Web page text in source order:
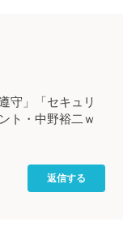
守」「セキュリ
ト・中野裕二ｗ
返信する